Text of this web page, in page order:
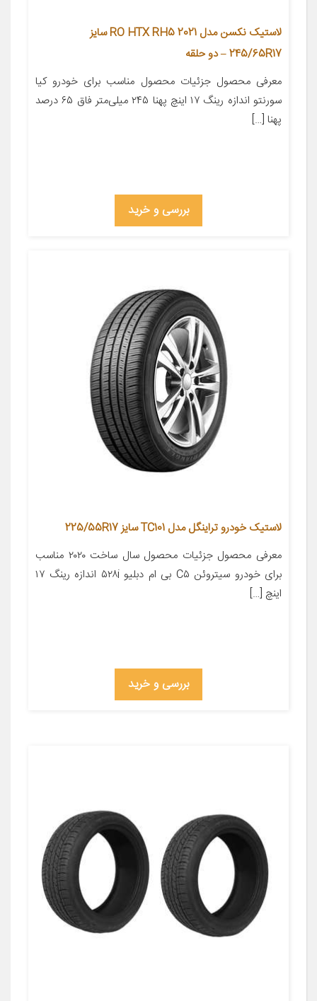
لاستیک نکسن مدل RO HTX RH5 2021 سایز
245/65R17 – دو حلقه
معرفی محصول جزئیات محصول مناسب برای خودرو کیا
سورنتو اندازه رینگ ۱۷ اینچ پهنا ۲۴۵ میلی‌متر فاق ۶۵ درصد
پهنا […]
بررسی و خرید
لاستیک خودرو تراینگل مدل TC101 سایز 225/55R17
معرفی محصول جزئیات محصول سال ساخت ۲۰۲۰ مناسب
برای خودرو سیتروئن C۵ بی ام دبلیو ۵۲۸i اندازه رینگ ۱۷
اینچ […]
بررسی و خرید